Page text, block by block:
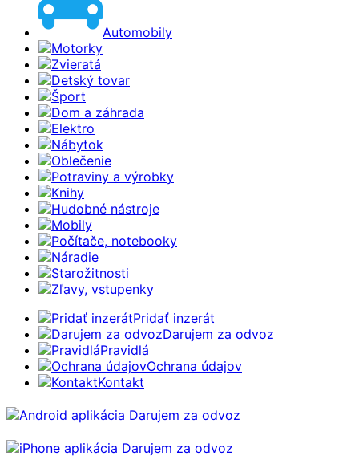
Automobily
Motorky
Zvieratá
Detský tovar
Šport
Dom a záhrada
Elektro
Nábytok
Oblečenie
Potraviny a výrobky
Knihy
Hudobné nástroje
Mobily
Počítače, notebooky
Náradie
Starožitnosti
Zľavy, vstupenky
Pridať inzerát
Darujem za odvoz
Pravidlá
Ochrana údajov
Kontakt